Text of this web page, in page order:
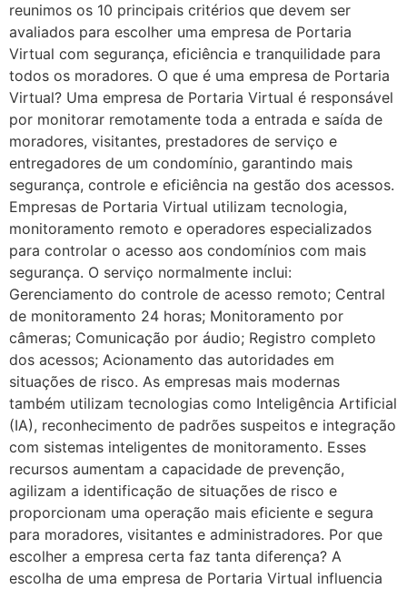
reunimos os 10 principais critérios que devem ser
avaliados para escolher uma empresa de Portaria
Virtual com segurança, eficiência e tranquilidade para
todos os moradores. O que é uma empresa de Portaria
Virtual? Uma empresa de Portaria Virtual é responsável
por monitorar remotamente toda a entrada e saída de
moradores, visitantes, prestadores de serviço e
entregadores de um condomínio, garantindo mais
segurança, controle e eficiência na gestão dos acessos.
Empresas de Portaria Virtual utilizam tecnologia,
monitoramento remoto e operadores especializados
para controlar o acesso aos condomínios com mais
segurança. O serviço normalmente inclui:
Gerenciamento do controle de acesso remoto; Central
de monitoramento 24 horas; Monitoramento por
câmeras; Comunicação por áudio; Registro completo
dos acessos; Acionamento das autoridades em
situações de risco. As empresas mais modernas
também utilizam tecnologias como Inteligência Artificial
(IA), reconhecimento de padrões suspeitos e integração
com sistemas inteligentes de monitoramento. Esses
recursos aumentam a capacidade de prevenção,
agilizam a identificação de situações de risco e
proporcionam uma operação mais eficiente e segura
para moradores, visitantes e administradores. Por que
escolher a empresa certa faz tanta diferença? A
escolha de uma empresa de Portaria Virtual influencia